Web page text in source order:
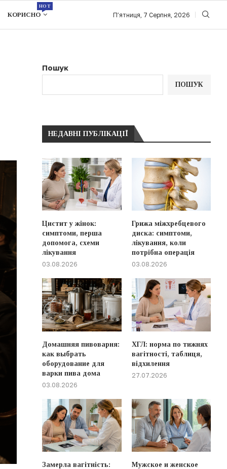
КОРИСНО
HOT
П’ятниця, 7 Серпня, 2026
Пошук
ПОШУК
НЕДАВНІ ПУБЛІКАЦІЇ
Цистит у жінок:
симптоми, перша
допомога, схеми
лікування
03.08.2026
Грижа міжхребцевого
диска: симптоми,
лікування, коли
потрібна операція
03.08.2026
Домашняя пивоварня:
как выбрать
оборудование для
варки пива дома
03.08.2026
ХГЛ: норма по тижнях
вагітності, таблиця,
відхилення
27.07.2026
Замерла вагітність:
Мужское и женское